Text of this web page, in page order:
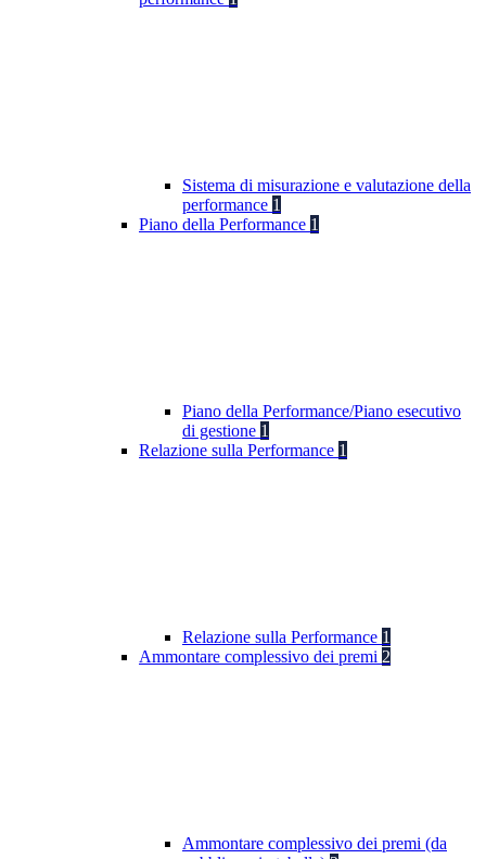
Sistema di misurazione e valutazione della
performance 1
Piano della Performance 1
Piano della Performance/Piano esecutivo
di gestione 1
Relazione sulla Performance 1
Relazione sulla Performance 1
Ammontare complessivo dei premi 2
Ammontare complessivo dei premi (da